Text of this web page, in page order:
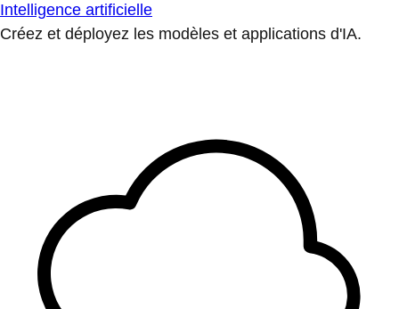
Intelligence artificielle
Créez et déployez les modèles et applications d'IA.